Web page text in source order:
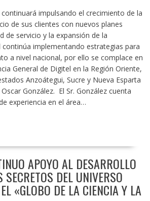
continuará impulsando el crecimiento de la
de sus clientes con nuevos planes
de servicio y la expansión de la
implementando estrategias para
a nivel nacional, por ello se complace en
General de Digitel en la Región Oriente,
Anzoátegui, Sucre y Nueva Esparta
González. El Sr. González cuenta
experiencia en el área…
APOYO AL DESARROLLO
SECRETOS DEL UNIVERSO
«GLOBO DE LA CIENCIA Y LA